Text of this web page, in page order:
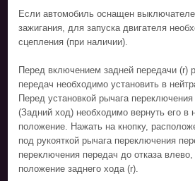
Если автомобиль оснащен
зажигания, для запуска двигателя
сцепления (при наличии).
Перед включением задней передачи (r)
передач необходимо установить в
Перед установкой рычага
(Задний ход) необходимо вернуть его в
положение. Нажать на кнопку,
под рукояткой рычага переключения
переключения передач до отказа
положение заднего хода (r).